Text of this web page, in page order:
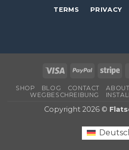
TERMS PRIVACY
Visa PayPal
SHOP BLOG CONTACT ABOUT
WEGBESCHREIBUNG
Copyright 2026 ©